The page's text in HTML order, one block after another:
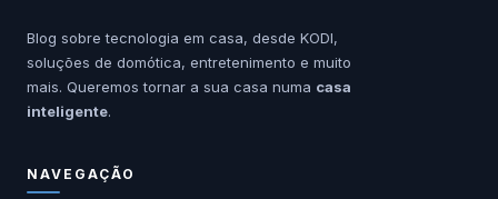
Blog sobre tecnologia em casa, desde KODI,
soluções de domótica, entretenimento e muito
mais. Queremos tornar a sua casa numa casa
inteligente.
NAVEGAÇÃO